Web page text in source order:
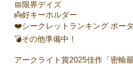
📅限界デイズ
👼好キーホルダー
❤️シークレットランキング ポー
💣その他準備中！
アークライト賞2025佳作「密輸